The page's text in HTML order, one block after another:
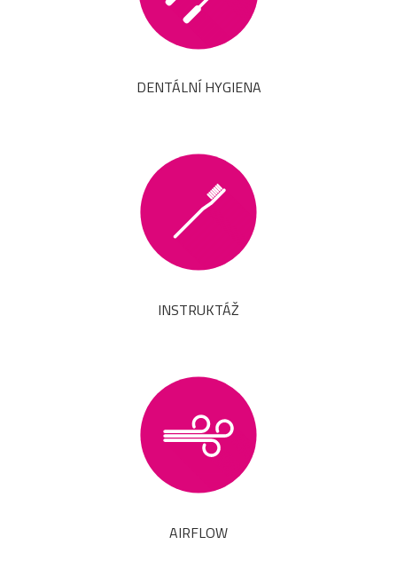
DENTÁLNÍ HYGIENA
INSTRUKTÁŽ
AIRFLOW